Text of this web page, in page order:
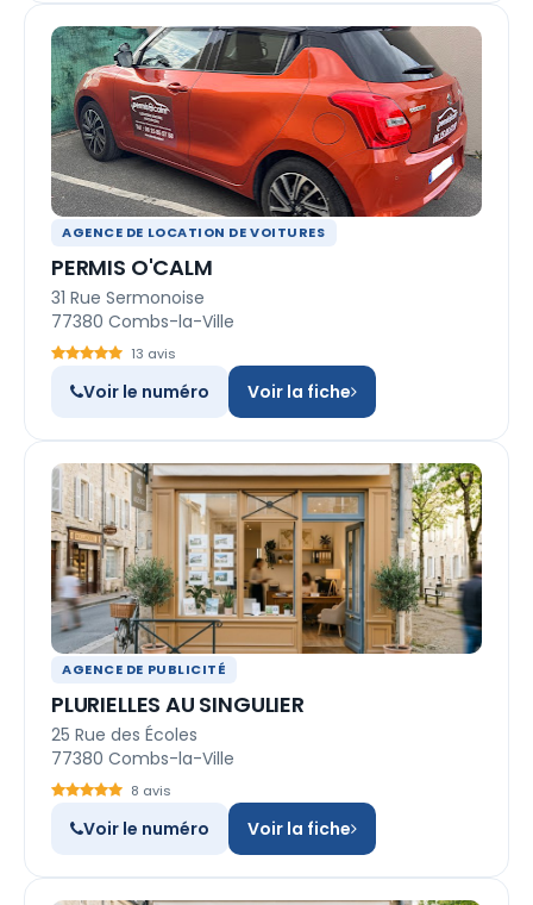
AGENCE DE LOCATION DE VOITURES
PERMIS O'CALM
31 Rue Sermonoise
77380 Combs-la-Ville
13 avis
Voir le numéro Voir la fiche
AGENCE DE PUBLICITÉ
PLURIELLES AU SINGULIER
25 Rue des Écoles
77380 Combs-la-Ville
8 avis
Voir le numéro Voir la fiche